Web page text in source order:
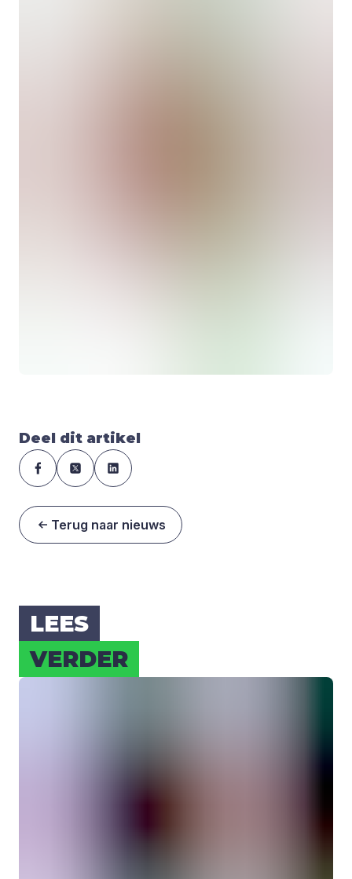
Deel dit artikel
Terug naar nieuws
LEES
VER­DER